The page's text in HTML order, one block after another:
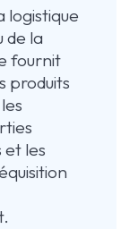
logistique
de la
fournit
produits
et les